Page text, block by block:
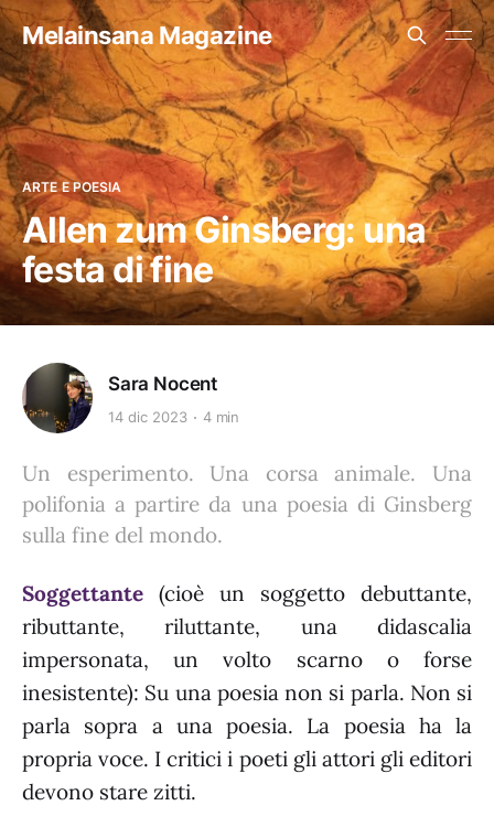
Melainsana Magazine
ARTE E POESIA
Allen zum Ginsberg: una
festa di fine
Sara Nocent
14 dic 2023 4 min
Un esperimento. Una corsa animale. Una
polifonia a partire da una poesia di Ginsberg
sulla fine del mondo.
Soggettante (cioè un soggetto debuttante,
ributtante, riluttante, una didascalia
impersonata, un volto scarno o forse
inesistente): Su una poesia non si parla. Non si
parla sopra a una poesia. La poesia ha la
propria voce. I critici i poeti gli attori gli editori
devono stare zitti.